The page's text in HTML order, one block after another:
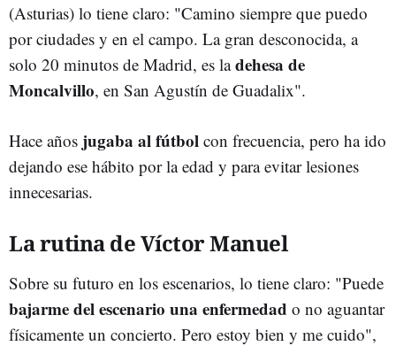
(Asturias) lo tiene claro: "Camino siempre que puedo
por ciudades y en el campo. La gran desconocida, a
solo 20 minutos de Madrid, es ladehesa de
Moncalvillo, en San Agustín de Guadalix".
Hace años jugaba al fútbol con frecuencia, pero ha ido
dejando ese hábito por la edad y para evitar lesiones
innecesarias.
La rutina de Víctor Manuel
Sobre su futuro en los escenarios, lo tiene claro: "Puede
bajarme del escenario una enfermedad o no aguantar
físicamente un concierto. Pero estoy bien y me cuido",